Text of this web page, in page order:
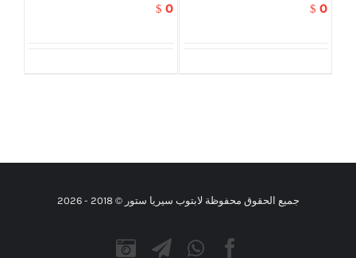
$ 0
$ 0
جميع الحقوق محفوظة لابتوب سيريا ستور © 2018 - 2026
Facebook
WhatsApp
Telegram